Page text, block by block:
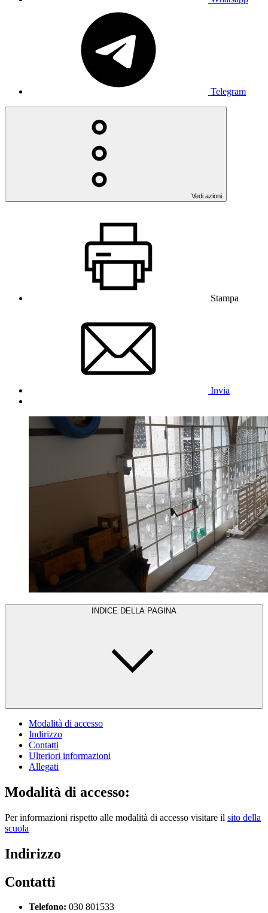
Telegram
Vedi azioni
Stampa
Invia
INDICE DELLA PAGINA
Modalità di accesso
Indirizzo
Contatti
Ulteriori informazioni
Allegati
Modalità di accesso:
Per informazioni rispetto alle modalità di accesso visitare il sito della
scuola
Indirizzo
Contatti
Telefono: 030 801533